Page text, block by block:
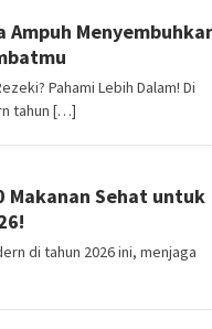
Ampuh
Pahami Lebih Dalam! Di
tahun […]
Makanan Sehat untuk
di tahun 2026 ini, menjaga